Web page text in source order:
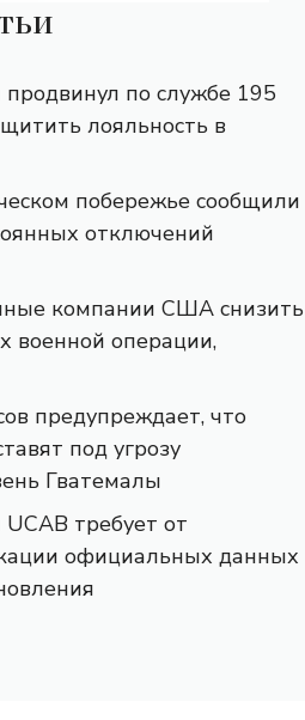
по службе 195
лояльность в
побережье сообщили
отключений
компании США снизить
военной операции,
предупреждает, что
под угрозу
Гватемалы
требует от
официальных данных